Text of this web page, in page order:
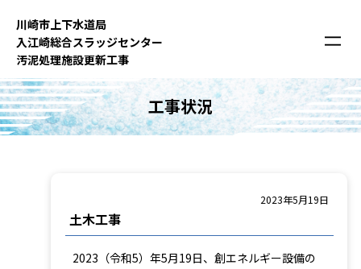
キ
ッ
プ
川崎市上下⽔道局
⼊江崎総合スラッジセンター
汚泥処理施設更新⼯事
工事状況
土木工事
2023年5月19日
2023（令和5）年5月19日、創エネルギー設備の